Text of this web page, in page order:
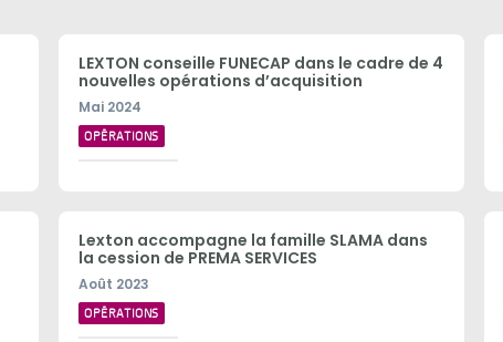
LEXTON conseille FUNECAP dans le cadre de 4
nouvelles opérations d’acquisition
Mai 2024
OPÉRATIONS
Lexton accompagne la famille SLAMA dans
la cession de PREMA SERVICES
Août 2023
OPÉRATIONS